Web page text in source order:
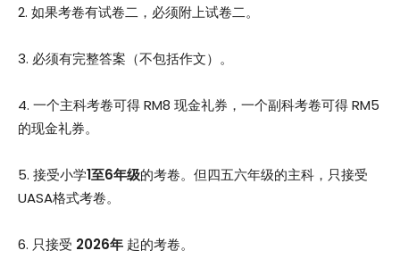
2. 如果考卷有试卷二，必须附上试卷二。
3. 必须有完整答案（不包括作文）。
4. 一个主科考卷可得 RM8 现金礼券，一个副科考卷可得 RM5
的现金礼券。
5. 接受小学1至6年级的考卷。但四五六年级的主科，只接受
UASA格式考卷。
6. 只接受 2026年 起的考卷。